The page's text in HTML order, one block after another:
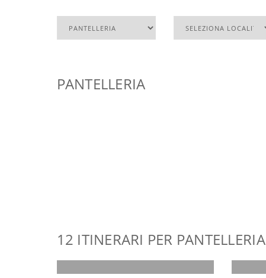
PANTELLERIA
12 ITINERARI PER PANTELLERIA